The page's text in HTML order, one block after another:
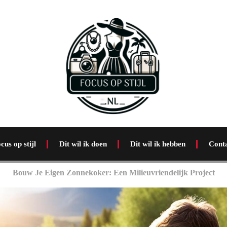
op stijl Dit wil ik doen Dit wil ik hebben
Bouw Je Eigen Zonnekoker: Een Milieuvriendelijk Project